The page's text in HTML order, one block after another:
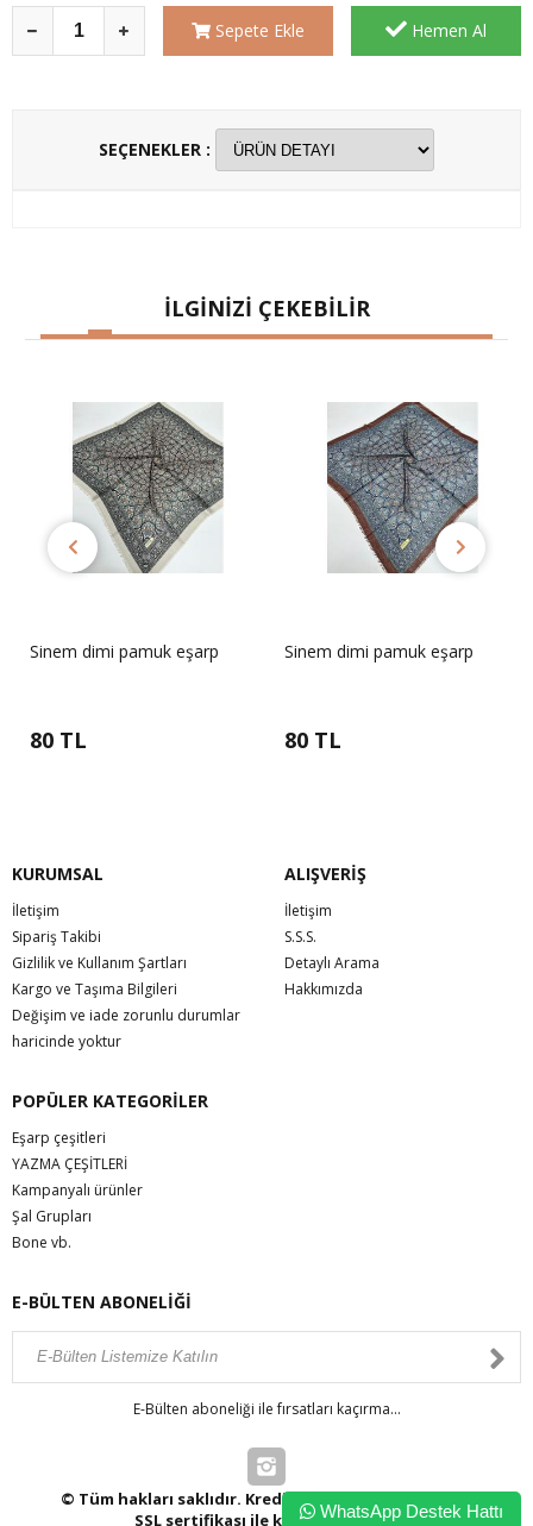
Sepete Ekle Hemen Al
SEÇENEKLER :
İLGİNİZİ ÇEKEBİLİR
Sinem dimi pamuk eşarp
80 TL
Sinem dimi pamuk eşarp
80 TL
KURUMSAL
İletişim
Sipariş Takibi
Gizlilik ve Kullanım Şartları
Kargo ve Taşıma Bilgileri
Değişim ve iade zorunlu durumlar
haricinde yoktur
ALIŞVERİŞ
İletişim
S.S.S.
Detaylı Arama
Hakkımızda
POPÜLER KATEGORİLER
Eşarp çeşitleri
YAZMA ÇEŞİTLERİ
Kampanyalı ürünler
Şal Grupları
Bone vb.
E-BÜLTEN ABONELİĞİ
E-Bülten aboneliği ile fırsatları kaçırma...
© Tüm hakları saklıdır. Kredi kartı bilgileriniz 256bit
SSL sertifikası ile korunmaktadır.WhatsApp Destek Hattı